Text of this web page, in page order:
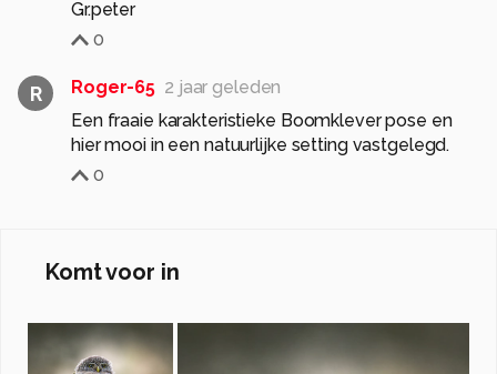
Gr.peter
0
R Roger-65 2 jaar geleden
Een fraaie karakteristieke Boomklever pose en
hier mooi in een natuurlijke setting vastgelegd.
0
Komt voor in